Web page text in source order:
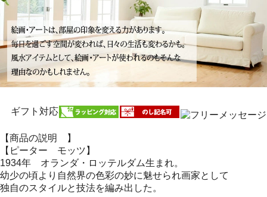
ギフト対応
【商品の説明 】
【ピーター モッツ】
1934年 オランダ・ロッテルダム生まれ。
幼少の頃より自然界の色彩の妙に魅せられ画家として
独自のスタイルと技法を編み出した。